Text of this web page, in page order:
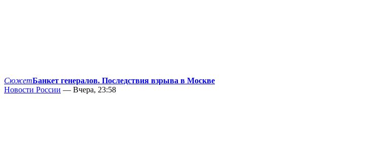
СюжетБанкет генералов. Последствия взрыва в Москве
Новости России — Вчера, 23:58